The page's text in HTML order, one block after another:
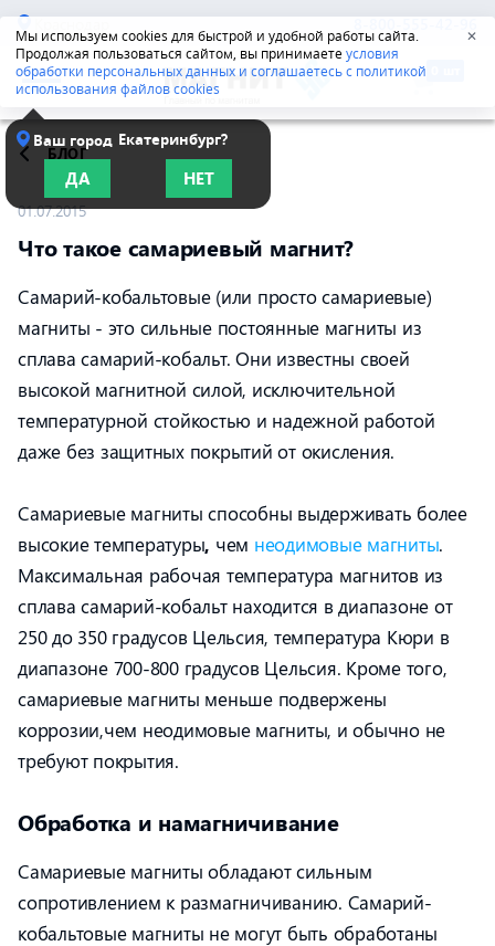
Мы используем cookies для быстрой и удобной работы сайта.
Продолжая пользоваться сайтом, вы принимаетеусловия
обработки персональных данных и соглашаетесь с политикой
использования файлов cookies
✕
Краснодар 8-800-555-42-96
Ваш город Екатеринбург?
ДА НЕТ
БЛОГ
01.07.2015
Что такое самариевый магнит?
Самарий-кобальтовые (или просто самариевые)
магниты - это сильные постоянные магниты из
сплава самарий-кобальт. Они известны своей
высокой магнитной силой, исключительной
температурной стойкостью и надежной работой
даже без защитных покрытий от окисления.
Самариевые магниты способны выдерживать более
высокие температуры, чем неодимовые магниты.
Максимальная рабочая температура магнитов из
сплава самарий-кобальт находится в диапазоне от
250 до 350 градусов Цельсия, температура Кюри в
диапазоне 700-800 градусов Цельсия. Кроме того,
самариевые магниты меньше подвержены
коррозии,чем неодимовые магниты, и обычно не
требуют покрытия.
Обработка и намагничивание
Самариевые магниты обладают сильным
сопротивлением к размагничиванию. Самарий-
кобальтовые магниты не могут быть обработаны